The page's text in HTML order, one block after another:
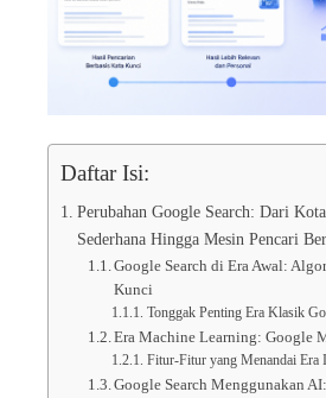
Daftar Isi:
Perubahan Google Search: Dari
Sederhana Hingga Mesin Pencari
Google Search di Era Awal:
Kunci
Tonggak Penting Era Klasik
Era Machine Learning: Google
Fitur-Fitur yang Menandai Era
Google Search Menggunakan